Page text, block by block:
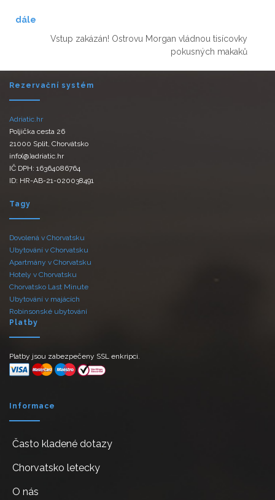
dále
Vstup zakázán! Ostrovu Morgan vládnou tisícovky
pokusných makaků
Rezervační systém
Adriatic.hr
Poljička cesta 26
21000 Split, Chorvátsko
info(@)adriatic.hr
IČ DPH: 16364086764
ID: HR-AB-21-020038491
Tagy
Dovolená v Chorvatsku
Ubytování v Chorvatsku
Apartmány v Chorvatsku
Hotely v Chorvatsku
Chorvatsko Last Minute
Ubytování v majácích
Robinsonské ubytování
Platby
Platby jsou zabezpečeny SSL enkripci.
Informace
Často kladené dotazy
Chorvatsko letecky
O nás